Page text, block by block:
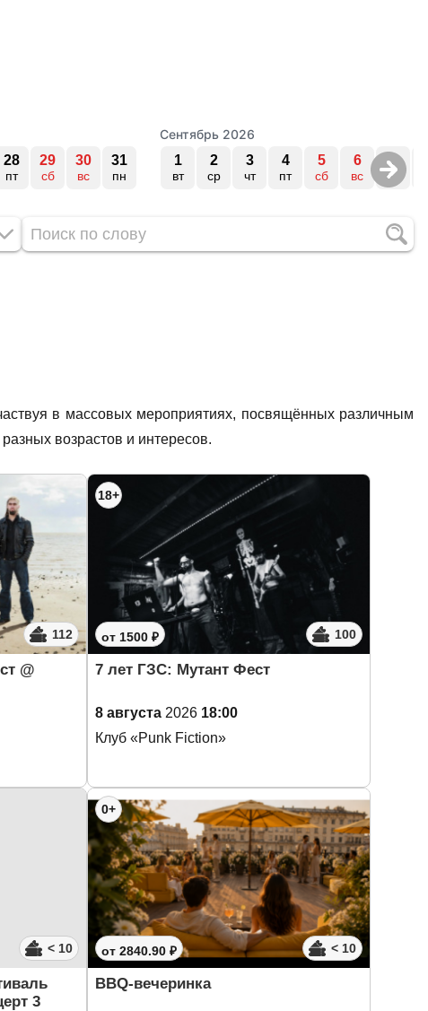
28
пт
29
сб
30
вс
31
пн
Сентябрь 2026
1
вт
2
ср
3
чт
4
пт
5
сб
6
вс
7
пн
в массовых мероприятиях, посвящённых различным
возрастов и интересов.
112
@
18+
от 1500 ₽ 100
7 лет ГЗС: Мутант Фест
8 августа 2026 18:00
Клуб «Punk Fiction»
< 10
3
0+
от 2840.90 ₽ < 10
BBQ-вечеринка